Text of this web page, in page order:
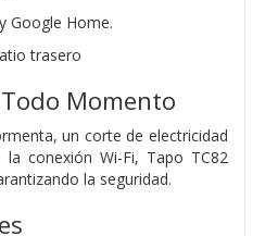
Google Home.
trasero
Momento
un corte de electricidad
conexión Wi-Fi, Tapo TC82
la seguridad.